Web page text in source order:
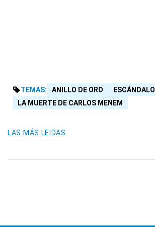
TEMAS: ANILLO DE ORO
ESCÁNDALO
LA MUERTE DE CARLOS MENEM
LAS MÁS LEIDAS